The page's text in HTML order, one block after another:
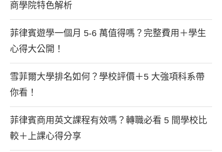
商學院特色解析
菲律賓遊學一個月 5-6 萬值得嗎？完整費用＋學生
心得大公開！
雪菲爾大學排名如何？學校評價＋5 大強項科系帶
你看！
菲律賓商用英文課程有效嗎？轉職必看 5 間學校比
較＋上課心得分享